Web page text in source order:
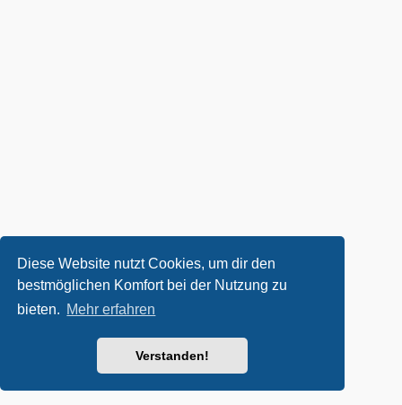
Diese Website nutzt Cookies, um dir den
bestmöglichen Komfort bei der Nutzung zu
bieten. Mehr erfahren
Verstanden!